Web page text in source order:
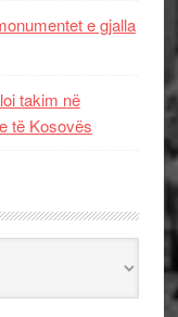
e gjalla
takim në
të Kosovës